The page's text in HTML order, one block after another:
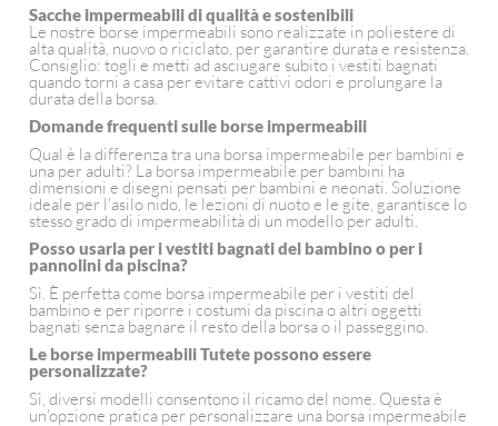
Sacche impermeabili di qualità e sostenibili
Le nostre borse impermeabili sono realizzate in poliestere di
alta qualità, nuovo o riciclato, per garantire durata e resistenza.
Consiglio: togli e metti ad asciugare subito i vestiti bagnati
quando torni a casa per evitare cattivi odori e prolungare la
durata della borsa.
Domande frequenti sulle borse impermeabili
Qual è la differenza tra una borsa impermeabile per bambini e
una per adulti? La borsa impermeabile per bambini ha
dimensioni e disegni pensati per bambini e neonati. Soluzione
ideale per l'asilo nido, le lezioni di nuoto e le gite, garantisce lo
stesso grado di impermeabilità di un modello per adulti.
Posso usarla per i vestiti bagnati del bambino o per i
pannolini da piscina?
Sì. È perfetta come borsa impermeabile per i vestiti del
bambino e per riporre i costumi da piscina o altri oggetti
bagnati senza bagnare il resto della borsa o il passeggino.
Le borse impermeabili Tutete possono essere
personalizzate?
Sì, diversi modelli consentono il ricamo del nome. Questa è
un'opzione pratica per personalizzare una borsa impermeabile